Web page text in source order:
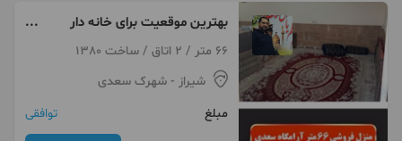
بهترین موقعیت برای خانه دار
شدن شما عزیزانم
66 متر / 2 اتاق / ساخت 1380
شیراز - شهرک سعدی
مبلغ
توافقی